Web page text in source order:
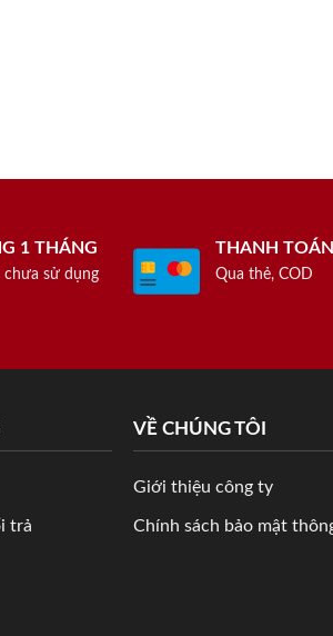
1 THÁNG
chưa sử dụng
THANH
Qua thẻ, COD
trả
VỀ CHÚNG TÔI
Giới thiệu công ty
Chính sách bảo mật